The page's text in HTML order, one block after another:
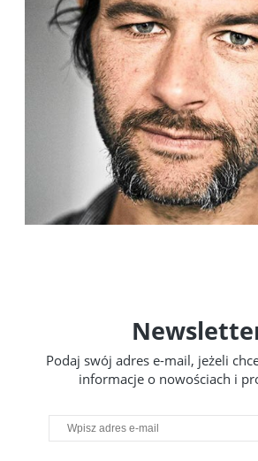
Podaj swój adres e-mail, jeżeli
informacje o nowościach i